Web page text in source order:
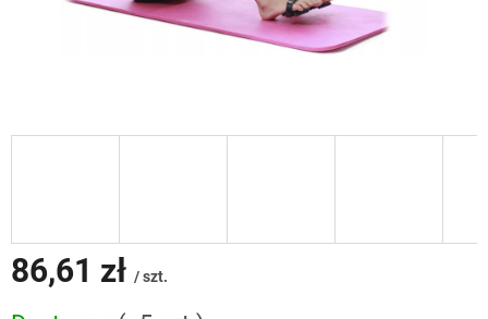
86,61 zł / szt.